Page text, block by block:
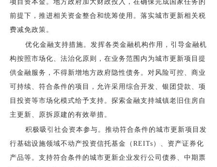
项目资本金。地方政府加大财政投入，在确保完成国家任务的
前提下，推进相关资金整合和统筹使用。落实城市更新相关税
费减免政策。
优化金融支持措施。发挥各类金融机构作用，引导金融机
构按照市场化、法治化原则，在业务范围内为城市更新项目提
供金融服务，不得新增地方政府隐性债务。对风险可控、商业
可持续、符合条件的项目，允许采用综合开发、银团贷款、项
目投资等市场化模式给予支持。探索金融支持城镇老旧住房自
主更新、原拆原建的有效举措。
积极吸引社会资本参与。推动符合条件的城市更新项目发
行基础设施领域不动产投资信托基金（REITs）、资产证券化
产品等。支持符合条件的城市更新企业发行公司债券、中期票